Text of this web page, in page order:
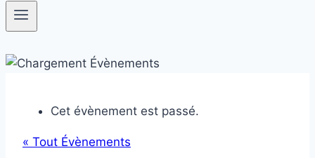
Cet évènement est passé.
« Tout Évènements